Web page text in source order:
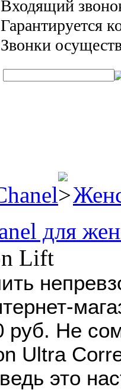
для
Lift
руб. Не
Ultra
это